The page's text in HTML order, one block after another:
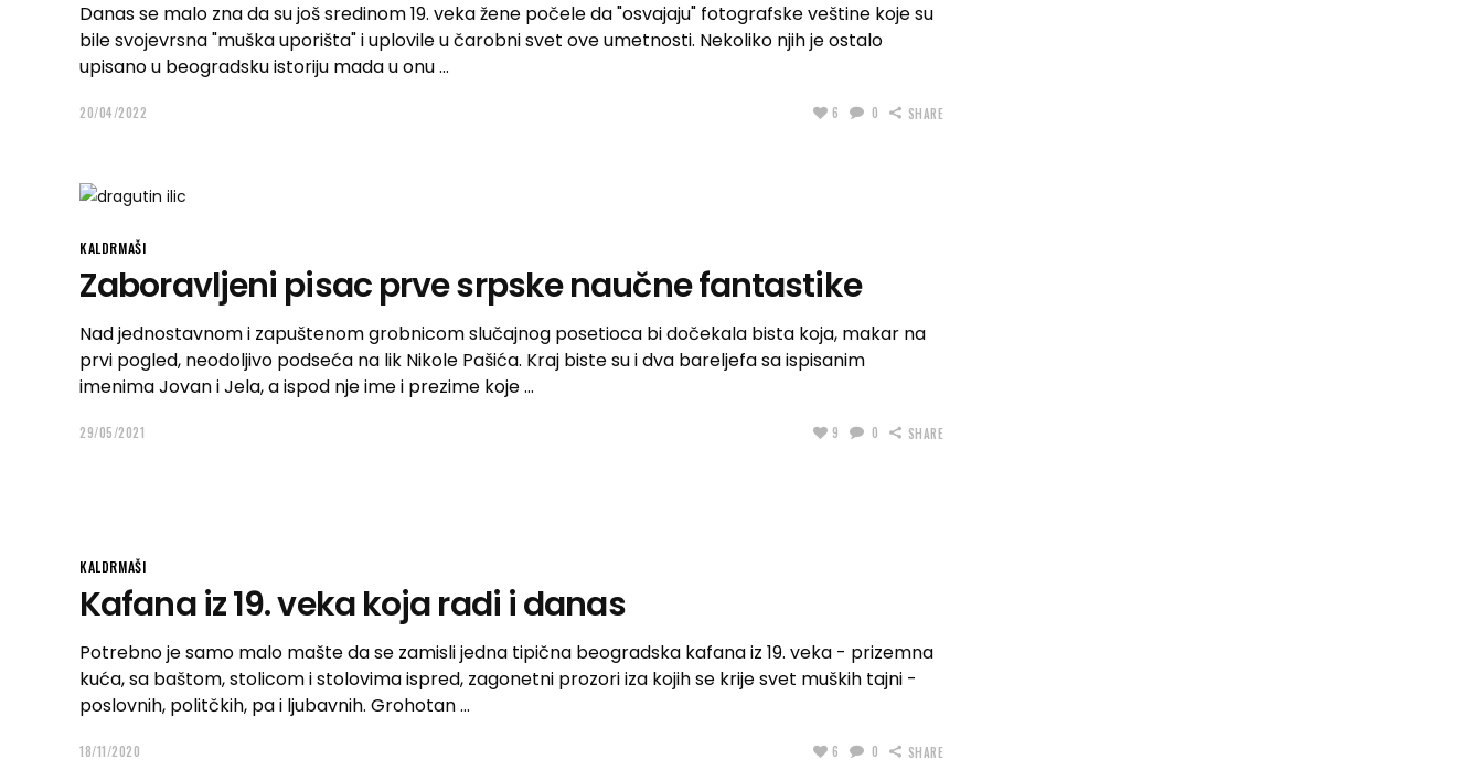
Danas se malo zna da su još sredinom 19. veka žene počele da "osvajaju" fotografske veštine koje su
bile svojevrsna "muška uporišta" i uplovile u čarobni svet ove umetnosti. Nekoliko njih je ostalo
upisano u beogradsku istoriju mada u onu
20/04/2022 6 0 SHARE
KALDRMAŠI
Zaboravljeni pisac prve srpske naučne fantastike
Nad jednostavnom i zapuštenom grobnicom slučajnog posetioca bi dočekala bista koja, makar na
prvi pogled, neodoljivo podseća na lik Nikole Pašića. Kraj biste su i dva bareljefa sa ispisanim
imenima Jovan i Jela, a ispod nje ime i prezime koje
29/05/2021 9 0 SHARE
KALDRMAŠI
Kafana iz 19. veka koja radi i danas
Potrebno je samo malo mašte da se zamisli jedna tipična beogradska kafana iz 19. veka - prizemna
kuća, sa baštom, stolicom i stolovima ispred, zagonetni prozori iza kojih se krije svet muških tajni -
poslovnih, politčkih, pa i ljubavnih. Grohotan
18/11/2020 6 0 SHARE